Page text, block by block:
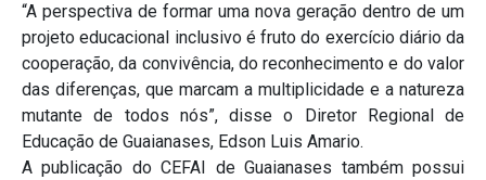
“A perspectiva de formar uma nova geração dentro de um
projeto educacional inclusivo é fruto do exercício diário da
cooperação, da convivência, do reconhecimento e do valor
das diferenças, que marcam a multiplicidade e a natureza
mutante de todos nós”, disse o Diretor Regional de
Educação de Guaianases, Edson Luis Amario.
A publicação do CEFAI de Guaianases também possui